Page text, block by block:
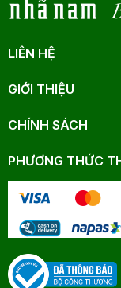
LIÊN HỆ
GIỚI THIỆU
CHÍNH SÁCH
PHƯƠNG THỨC